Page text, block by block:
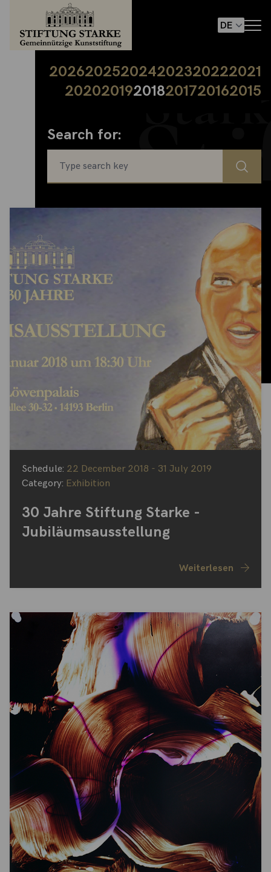
202620252024202320222021
202020192018201720162015
Search for:
Schedule: 22 December 2018 - 31 July 2019
Category: Exhibition
30 Jahre Stiftung Starke -
Jubiläumsausstellung
Weiterlesen